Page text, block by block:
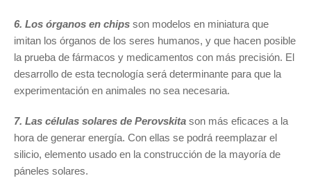
6. Los órganos en chips son modelos en miniatura que
imitan los órganos de los seres humanos, y que hacen posible
la prueba de fármacos y medicamentos con más precisión. El
desarrollo de esta tecnología será determinante para que la
experimentación en animales no sea necesaria.
7. Las células solares de Perovskita son más eficaces a la
hora de generar energía. Con ellas se podrá reemplazar el
silicio, elemento usado en la construcción de la mayoría de
páneles solares.